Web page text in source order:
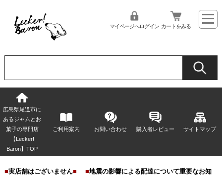
マイページへログイン カートをみる
広島県尾道市に
あるジャムとお
菓子の専門店
【Lecker!
Baron】TOP
ご利用案内 お問い合わせ 購入者レビュー サイトマップ
■実店舗はございません■ ■地震の影響による配達について重要なお知